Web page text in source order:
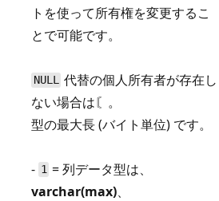
トを使って所有権を変更するこ
とで可能です。
NULL 代替の個人所有者が存在し
ない場合は〘。
型の最大長 (バイト単位) です。
- 1 = 列データ型は、
varchar(max)、